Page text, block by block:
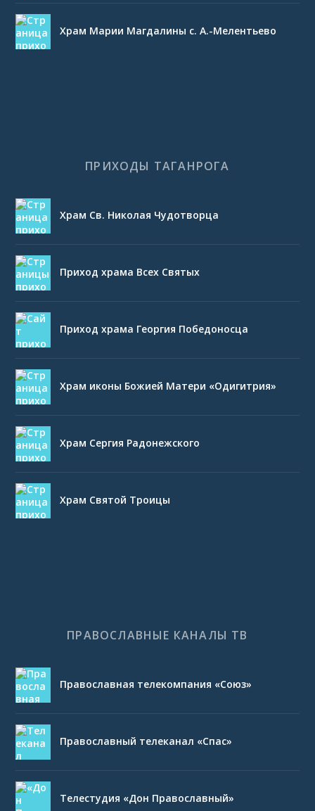
Храм Марии Магдалины с. А.-Мелентьево
ПРИХОДЫ ТАГАНРОГА
Храм Св. Николая Чудотворца
Приход храма Всех Святых
Приход храма Георгия Победоносца
Храм иконы Божией Матери «Одигитрия»
Храм Сергия Радонежского
Храм Святой Троицы
ПРАВОСЛАВНЫЕ КАНАЛЫ ТВ
Православная телекомпания «Союз»
Православный телеканал «Спас»
Телестудия «Дон Православный»